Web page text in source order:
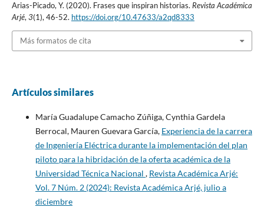
Arias-Picado, Y. (2020). Frases que inspiran historias. Revista Académica
Arjé,3(1), 46-52. https://doi.org/10.47633/a2qd8333
Más formatos de cita
Artículos similares
María Guadalupe Camacho Zúñiga, Cynthia Gardela
Berrocal, Mauren Guevara García, Experiencia de la carrera
de Ingeniería Eléctrica durante la implementación del plan
piloto para la hibridación de la oferta académica de la
Universidad Técnica Nacional , Revista Académica Arjé:
Vol. 7 Núm. 2 (2024): Revista Académica Arjé, julio a
diciembre